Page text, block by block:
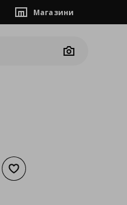
Магазини
Camera
Добави към списъка с